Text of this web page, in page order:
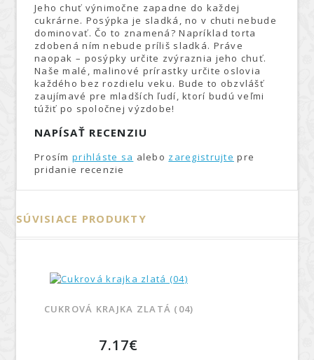
Jeho chuť výnimočne zapadne do každej
cukrárne. Posýpka je sladká, no v chuti nebude
dominovať. Čo to znamená? Napríklad torta
zdobená ním nebude príliš sladká. Práve
naopak – posýpky určite zvýraznia jeho chuť.
Naše malé, malinové prírastky určite oslovia
každého bez rozdielu veku. Bude to obzvlášť
zaujímavé pre mladších ľudí, ktorí budú veľmi
túžiť po spoločnej výzdobe!
NAPÍSAŤ RECENZIU
Prosím prihláste sa alebo zaregistrujte pre
pridanie recenzie
SÚVISIACE PRODUKTY
CUKROVÁ KRAJKA ZLATÁ (04)
7.17€